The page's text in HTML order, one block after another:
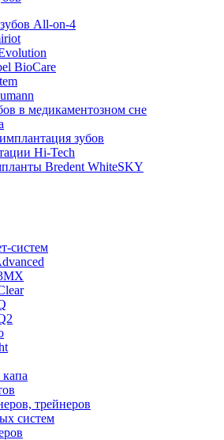
All‑on‑4
BioСare
в медикаментозном сне
зубов
Hi-Tech
Bredent WhiteSKY
систем
трейнеров
систем